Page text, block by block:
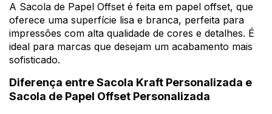
A Sacola de Papel Offset é feita em papel offset, que
oferece uma superfície lisa e branca, perfeita para
impressões com alta qualidade de cores e detalhes. É
ideal para marcas que desejam um acabamento mais
sofisticado.
Diferença entre Sacola Kraft Personalizada e
Sacola de Papel Offset Personalizada